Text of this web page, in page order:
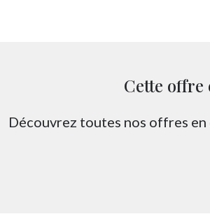
Cette offre
Découvrez toutes nos offres